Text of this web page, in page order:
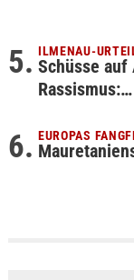
ILMENAU-
Schüsse auf
Rassismus:…
EUROPAS